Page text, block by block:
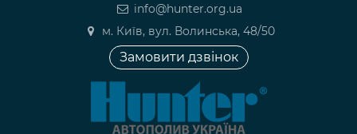
info@hunter.org.ua
м. Київ, вул. Волинська, 48/50
Замовити дзвінок